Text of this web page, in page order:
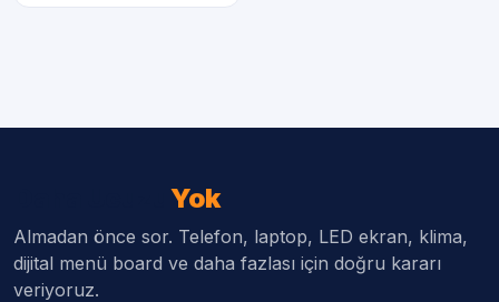
Yok
Almadan önce sor. Telefon, laptop, LED ekran, klima,
dijital menü board ve daha fazlası için doğru kararı
veriyoruz.